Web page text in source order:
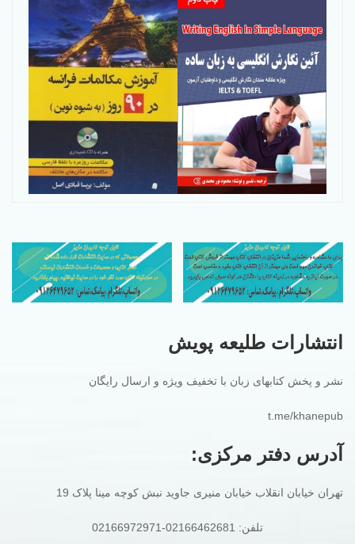
انتشارات طلیعه پویش
نشر و پخش کتابهای زبان با تخفیف ویژه و ارسال رایگان
t.me/khanepub
آدرس دفتر مرکزی:
تهران خیابان انقلاب خیابان منیری جاوید نبش کوچه مینا پلاک 19
تلفن: 02166462681-02166972971